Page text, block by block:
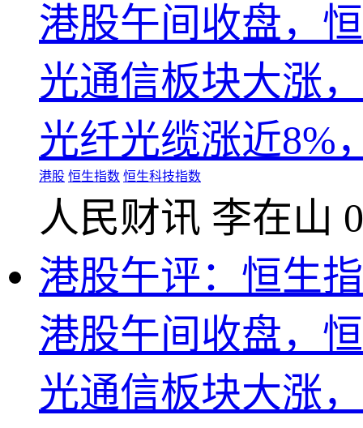
港股午间收盘，
光通信板块大涨
光纤光缆涨近8%
港股 恒生指数 恒生科技指数
人民财讯 李在山
港股午评：恒生
港股午间收盘，
光通信板块大涨